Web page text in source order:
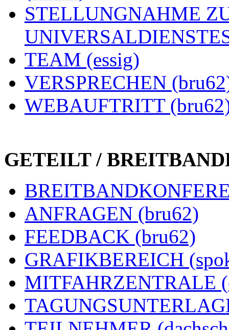
STELLUNGNAHME
TEAM (essig)
VERSPRECHEN
WEBAUFTRITT
GETEILT /
ANFRAGEN (bru62)
FEEDBACK (bru62)
GRAFIKBEREICH
MITFAHRZENTRALE